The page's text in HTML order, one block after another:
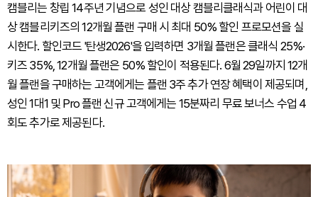
캠블리는 창립 14주년 기념으로 성인 대상 캠블리클래식과 어린이 대
상 캠블리키즈의 12개월 플랜 구매 시 최대 50% 할인 프로모션을 실
시한다. 할인코드 '탄생2026'을 입력하면 3개월 플랜은 클래식 25%·
키즈 35%, 12개월 플랜은 50% 할인이 적용된다. 6월 29일까지 12개
월 플랜을 구매하는 고객에게는 플랜 3주 추가 연장 혜택이 제공되며,
성인 1대1 및 Pro 플랜 신규 고객에게는 15분짜리 무료 보너스 수업 4
회도 추가로 제공된다.